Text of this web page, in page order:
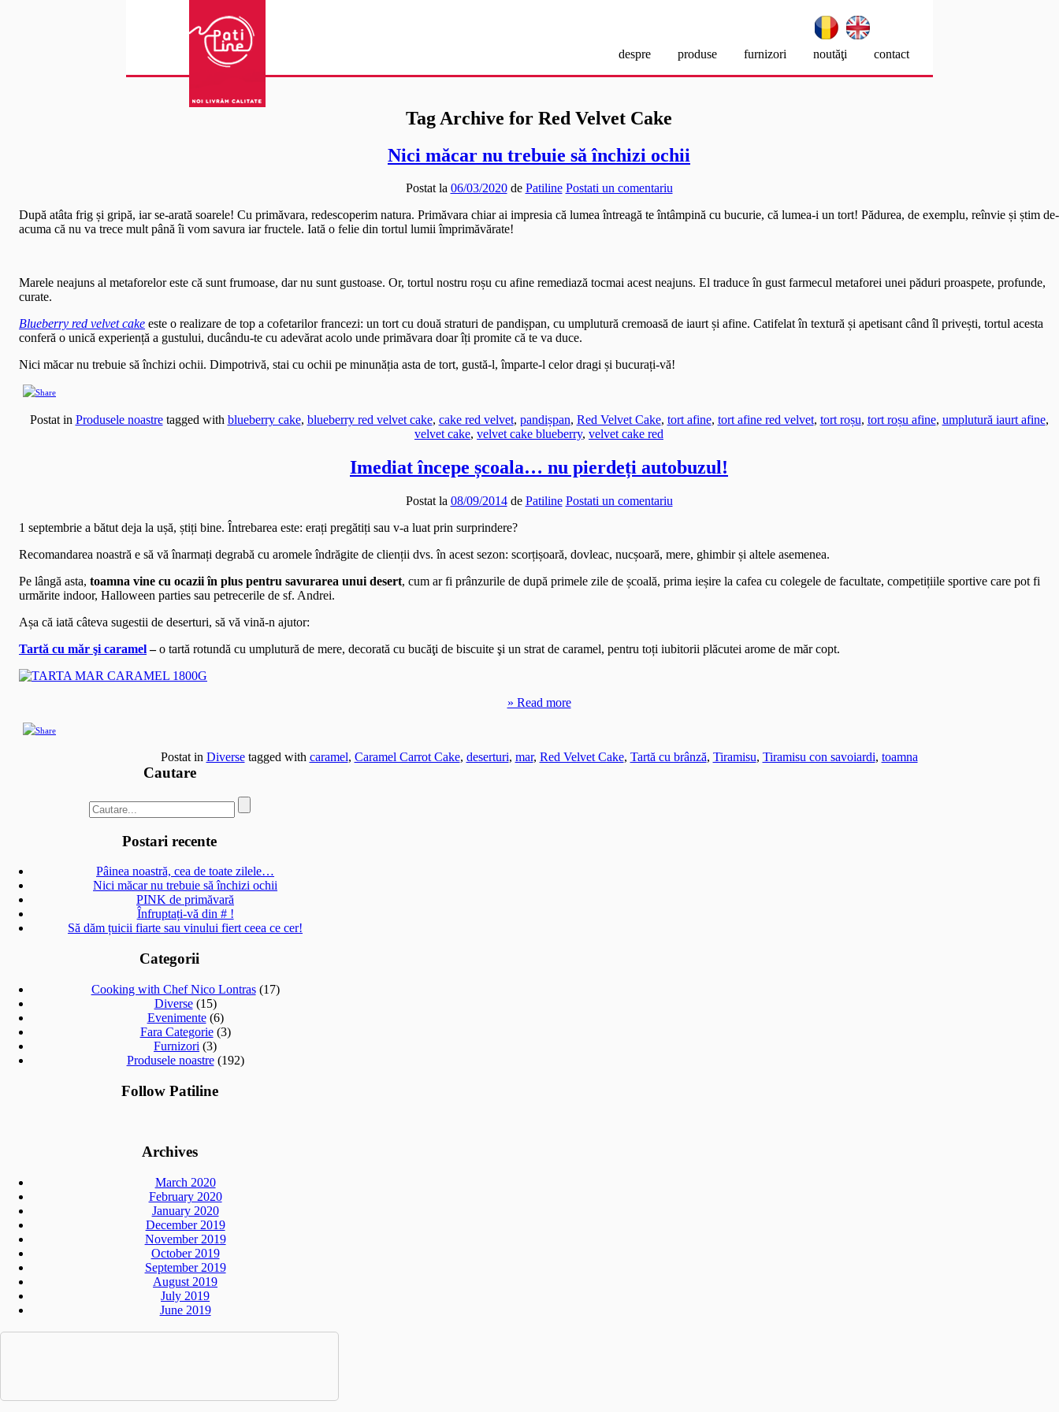
despre produse furnizori noutăţi contact
Tag Archive for Red Velvet Cake
Nici măcar nu trebuie să închizi ochii
Postat la 06/03/2020 de Patiline Postati un comentariu
După atâta frig și gripă, iar se-arată soarele! Cu primăvara, redescoperim natura. Primăvara chiar ai impresia că lumea întreagă te întâmpină cu bucurie, că lumea-i un tort! Pădurea, de exemplu, reînvie și știm de-
acuma că nu va trece mult până îi vom savura iar fructele. Iată o felie din tortul lumii împrimăvărate!
Marele neajuns al metaforelor este că sunt frumoase, dar nu sunt gustoase. Or, tortul nostru roșu cu afine remediază tocmai acest neajuns. El traduce în gust farmecul metaforei unei păduri proaspete, profunde,
curate.
Blueberry red velvet cake este o realizare de top a cofetarilor francezi: un tort cu două straturi de pandișpan, cu umplutură cremoasă de iaurt și afine. Catifelat în textură și apetisant când îl privești, tortul acesta
conferă o unică experiență a gustului, ducându-te cu adevărat acolo unde primăvara doar îți promite că te va duce.
Nici măcar nu trebuie să închizi ochii. Dimpotrivă, stai cu ochii pe minunăția asta de tort, gustă-l, împarte-l celor dragi și bucurați-vă!
Postat in Produsele noastre tagged with blueberry cake, blueberry red velvet cake, cake red velvet, pandișpan, Red Velvet Cake, tort afine, tort afine red velvet, tort roșu, tort roșu afine, umplutură iaurt afine,
velvet cake, velvet cake blueberry, velvet cake red
Imediat începe școala… nu pierdeți autobuzul!
Postat la 08/09/2014 de Patiline Postati un comentariu
1 septembrie a bătut deja la ușă, știți bine. Întrebarea este: erați pregătiți sau v-a luat prin surprindere?
Recomandarea noastră e să vă înarmați degrabă cu aromele îndrăgite de clienții dvs. în acest sezon: scorțișoară, dovleac, nucșoară, mere, ghimbir și altele asemenea.
Pe lângă asta, toamna vine cu ocazii în plus pentru savurarea unui desert, cum ar fi prânzurile de după primele zile de școală, prima ieșire la cafea cu colegele de facultate, competițiile sportive care pot fi
urmărite indoor, Halloween parties sau petrecerile de sf. Andrei.
Așa că iată câteva sugestii de deserturi, să vă vină-n ajutor:
Tartă cu măr şi caramel–o tartă rotundă cu umplutură de mere, decorată cu bucăţi de biscuite şi un strat de caramel, pentru toți iubitorii plăcutei arome de măr copt.
» Read more
Postat in Diverse tagged with caramel, Caramel Carrot Cake, deserturi, mar, Red Velvet Cake, Tartă cu brânză, Tiramisu, Tiramisu con savoiardi, toamna
Cautare
Postari recente
Pâinea noastră, cea de toate zilele…
Nici măcar nu trebuie să închizi ochii
PINK de primăvară
Înfruptați-vă din # !
Să dăm țuicii fiarte sau vinului fiert ceea ce cer!
Categorii
Cooking with Chef Nico Lontras(17)
Diverse(15)
Evenimente(6)
Fara Categorie(3)
Furnizori (3)
Produsele noastre(192)
Follow Patiline
Archives
March 2020
February 2020
January 2020
December 2019
November 2019
October 2019
September 2019
August 2019
July 2019
June 2019
(function(i,s,o,g,r,a,m){i['GoogleAnalyticsObject']=r;i[r]=i[r]||function(){ (i[r].q=i[r].q||[]).push(arguments)},i[r].l=1*new Date();a=s.createElement(o), m=s.getElementsByTagName(o)
[0];a.async=1;a.src=g;m.parentNode.insertBefore(a,m) })(window,document,'script','//www.google-analytics.com/analytics.js','ga'); ga('create', 'UA-46085358-1', 'patiline.ro'); ga('send', 'pageview');